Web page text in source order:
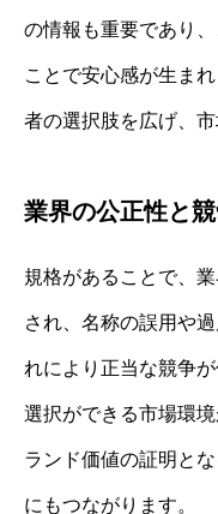
の情報も重要であり
ことで安心感が生ま
者の選択肢を広げ、
業界の公正性と
規格があることで、
され、名称の誤用や
れにより正当な競争
選択ができる市場環
ランド価値の証明と
にもつながります。